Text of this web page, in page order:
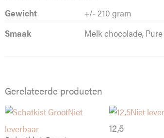
Gewicht
+/- 210 gram
Smaak
Melk chocolade,
Gerelateerde producten
Niet
leverbaar
Niet
12,5